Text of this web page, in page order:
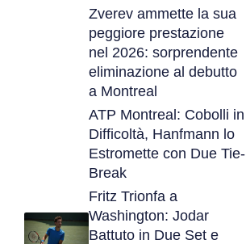
Zverev ammette la sua
peggiore prestazione
nel 2026: sorprendente
eliminazione al debutto
a Montreal
ATP Montreal: Cobolli in
Difficoltà, Hanfmann lo
Estromette con Due Tie-
Break
Fritz Trionfa a
Washington: Jodar
Battuto in Due Set e